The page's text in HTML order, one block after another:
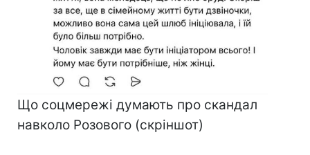
Що соцмережі думають про скандал
навколо Розового (скріншот)